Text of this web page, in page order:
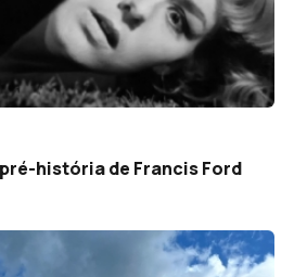
pré-história de Francis Ford